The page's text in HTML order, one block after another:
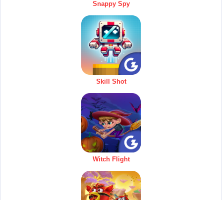
Snappy Spy
Skill Shot
Witch Flight